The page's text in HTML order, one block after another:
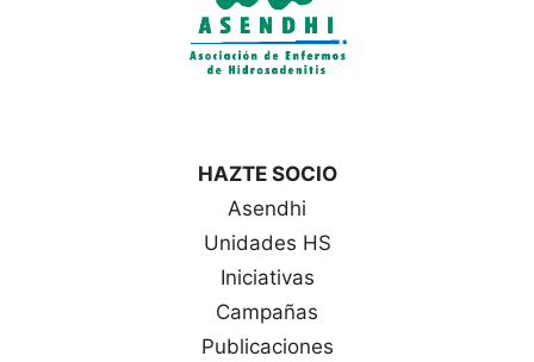
HAZTE SOCIO
Asendhi
Unidades HS
Iniciativas
Campañas
Publicaciones